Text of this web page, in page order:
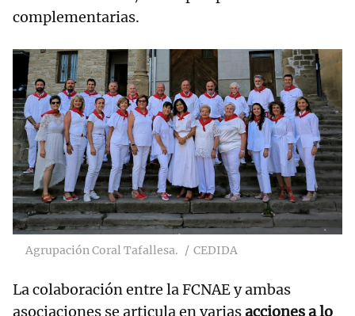
complementarias.
Agrupación Coral Tafallesa. CEDIDA
La colaboración entre la FCNAE y ambas
asociaciones se articula en variasacciones a lo